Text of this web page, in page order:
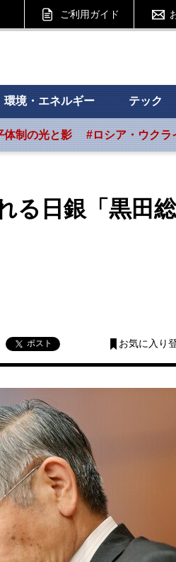
ご利用ガイド
環境・エネルギー テック
体制の光と影 #ロシア・ウクラ
る日銀「黒田総
ポスト お気に入り